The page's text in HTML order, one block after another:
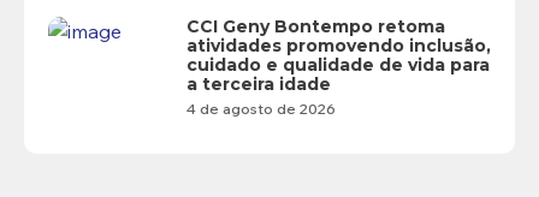
CCI Geny Bontempo retoma
atividades promovendo inclusão,
cuidado e qualidade de vida para
a terceira idade
4 de agosto de 2026